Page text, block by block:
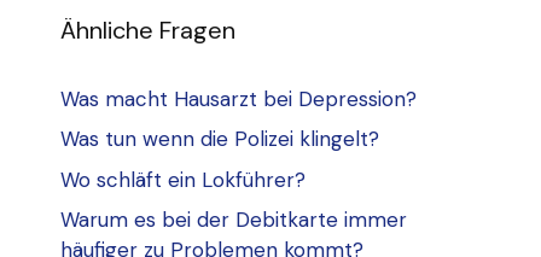
Ähnliche Fragen
Was macht Hausarzt bei Depression?
Was tun wenn die Polizei klingelt?
Wo schläft ein Lokführer?
Warum es bei der Debitkarte immer
häufiger zu Problemen kommt?